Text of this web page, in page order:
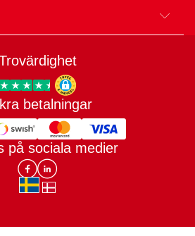
Trygg E-handel
betalningar
på sociala medier
Lomax DK Facebook
Lomax SE LinkIn
sv-SEda-DK